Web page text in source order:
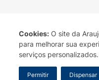
Cookies: O site da
para melhorar sua
serviços personalizados.
Permitir Dispensar
Termo de Uso Portal
A Drogaria Araujo S/A
marca. Para sua
Araujo S.A. Em caso de